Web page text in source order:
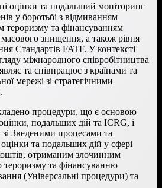
оцінки та подальший моніторинг
у боротьбі з відмиванням
тероризму та фінансуванням
знищення, а також рівня
Стандартів FATF. У контексті
міжнародного співробітництва
та співпрацює з країнами та
мережі зі стратегічними
процедури, що є основою
подальших дій та ICRG, і
зі Зведеними процесами та
та подальших дій у сфері
отриманим злочинним
та фінансуванню
(Універсальні процедури) та